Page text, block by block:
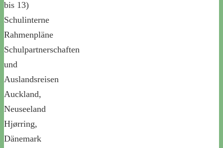
bis 13)
Schulinterne
Rahmenpläne
Schulpartnerschaften
und
Auslandsreisen
Auckland,
Neuseeland
Hjørring,
Dänemark